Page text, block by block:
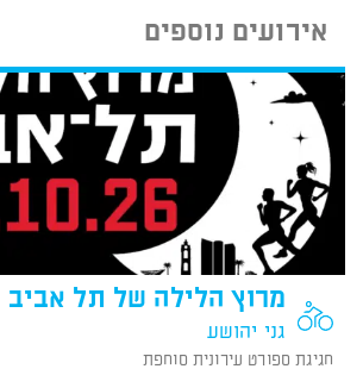
אירועים נוספים
מרוץ הלילה של תל אביב 2026
גני יהושע
חגיגת ספורט עירונית סוחפת